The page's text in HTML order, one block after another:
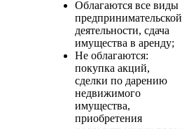
Облагаются все виды
предпринимательской
деятельности, сдача
имущества в аренду;
Не облагаются:
покупка акций,
сделки по дарению
недвижимого
имущества,
приобретения